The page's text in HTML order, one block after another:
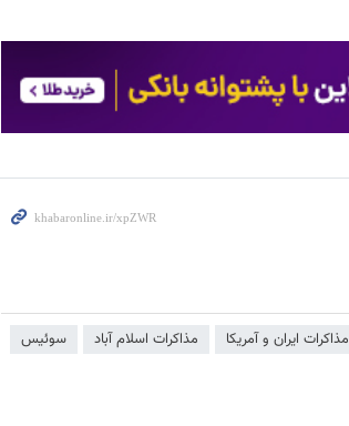
مذاکرات ایران و آمریکا مذاکرات اسلام آباد سوئیس